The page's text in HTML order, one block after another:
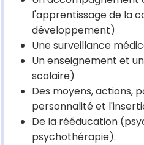
l'apprentissage de la
développement)
Une surveillance
Un enseignement et
scolaire)
Des moyens, actions,
personnalité et
De la rééducation
psychothérapie).